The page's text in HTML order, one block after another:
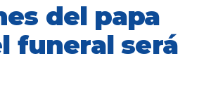
del papa
funeral será